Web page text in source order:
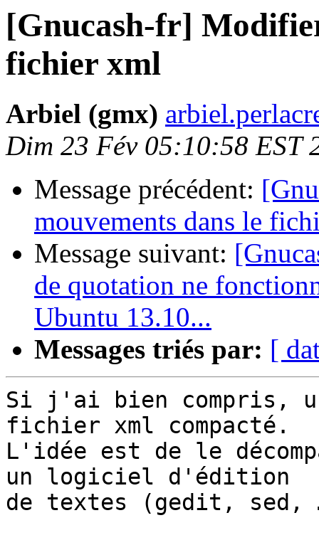
[Gnucash-fr]
fichier xml
Arbiel (gmx)
Dim 23 Fév 05:10:58 EST
Message précédent:
mouvements dans le
Message suivant:
de quotation ne
Ubuntu 13.10...
Messages triés par: [
Si j'ai bien compris,
fichier xml compacté.
L'idée est de le
un logiciel d'édition
de textes (gedit, sed,